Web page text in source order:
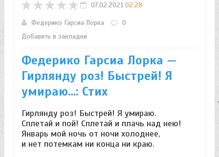
07.02.2021 02:28
Федерико Гарсиа Лорка
0
Добавить в закладки
Федерико Гарсиа Лорка —
Гирлянду роз! Быстрей! Я
умираю…: Стих
Гирлянду роз! Быстрей! Я умираю.
Сплетай и пой! Сплетай и плачь над нею!
Январь мой ночь от ночи холоднее,
и нет потемкам ни конца ни краю.